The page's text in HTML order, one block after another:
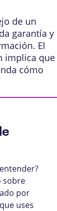
de un
garantía y
El
implica que
cómo
sobre
por
uses